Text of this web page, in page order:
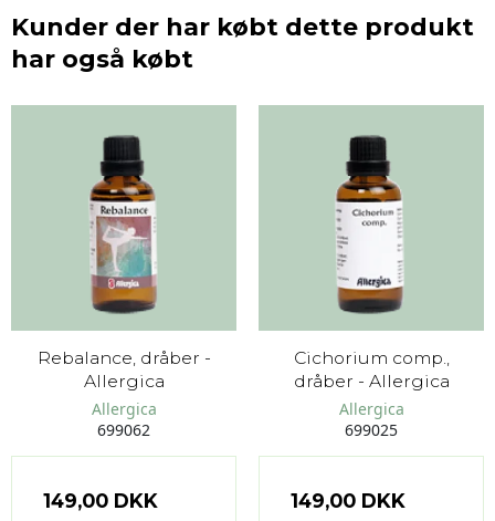
Kunder der har købt dette produkt
har også købt
Rebalance, dråber -
Allergica
Allergica
699062
149,00 DKK
Cichorium comp.,
dråber - Allergica
Allergica
699025
149,00 DKK